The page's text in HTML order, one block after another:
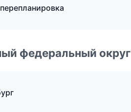
федеральный округ